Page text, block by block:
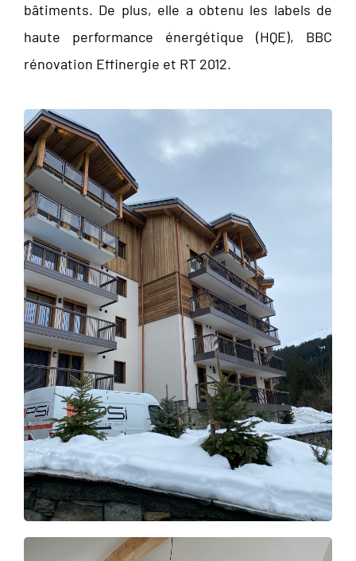
bâtiments. De plus, elle a obtenu les labels de
haute performance énergétique (HQE), BBC
rénovation Effinergie et RT 2012.